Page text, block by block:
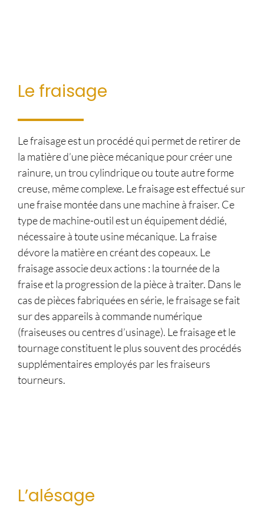
Le fraisage
Le fraisage est un procédé qui permet de retirer de
la matière d’une pièce mécanique pour créer une
rainure, un trou cylindrique ou toute autre forme
creuse, même complexe. Le fraisage est effectué sur
une fraise montée dans une machine à fraiser. Ce
type de machine-outil est un équipement dédié,
nécessaire à toute usine mécanique. La fraise
dévore la matière en créant des copeaux. Le
fraisage associe deux actions : la tournée de la
fraise et la progression de la pièce à traiter. Dans le
cas de pièces fabriquées en série, le fraisage se fait
sur des appareils à commande numérique
(fraiseuses ou centres d’usinage). Le fraisage et le
tournage constituent le plus souvent des procédés
supplémentaires employés par les fraiseurs
tourneurs.
L’alésage